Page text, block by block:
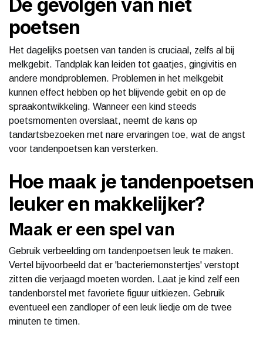
De gevolgen van niet
poetsen
Het dagelijks poetsen van tanden is cruciaal, zelfs al bij
melkgebit. Tandplak kan leiden tot gaatjes, gingivitis en
andere mondproblemen. Problemen in het melkgebit
kunnen effect hebben op het blijvende gebit en op de
spraakontwikkeling. Wanneer een kind steeds
poetsmomenten overslaat, neemt de kans op
tandartsbezoeken met nare ervaringen toe, wat de angst
voor tandenpoetsen kan versterken.
Hoe maak je tandenpoetsen
leuker en makkelijker?
Maak er een spel van
Gebruik verbeelding om tandenpoetsen leuk te maken.
Vertel bijvoorbeeld dat er 'bacteriemonstertjes' verstopt
zitten die verjaagd moeten worden. Laat je kind zelf een
tandenborstel met favoriete figuur uitkiezen. Gebruik
eventueel een zandloper of een leuk liedje om de twee
minuten te timen.